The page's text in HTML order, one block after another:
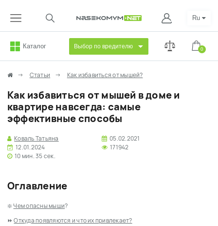
Каталог Выбор по вредителю 0
Ru
Статьи Как избавиться от мышей?
Как избавиться от мышей в доме и
квартире навсегда: самые
эффективные способы
Коваль Татьяна
05.02.2021
12.01.2024
171942
10 мин. 35 сек.
Оглавление
❇️Чем опасны мыши?
⏩Откуда появляются и что их привлекает?